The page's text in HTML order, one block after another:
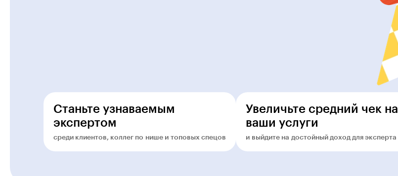
Станьте узнаваемым
экспертом
среди клиентов, коллег по нише и топовых спецов
Увеличьте средний чек на
ваши услуги
и выйдите на достойный доход для эксперта